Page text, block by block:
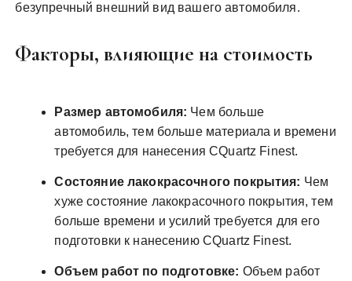
безупречный внешний вид вашего автомобиля.
Факторы, влияющие на стоимость
Размер автомобиля: Чем больше
автомобиль, тем больше материала и времени
требуется для нанесения CQuartz Finest.
Состояние лакокрасочного покрытия: Чем
хуже состояние лакокрасочного покрытия, тем
больше времени и усилий требуется для его
подготовки к нанесению CQuartz Finest.
Объем работ по подготовке: Объем работ